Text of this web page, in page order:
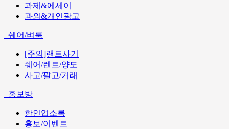
과제&에세이
과외&개인광고
쉐어/벼룩
[주의]랜트사기
쉐어/렌트/양도
사고/팔고/거래
홍보방
한인업소록
홍보/이벤트